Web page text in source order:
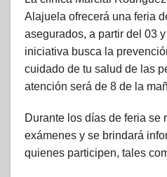
Alajuela ofrecerá una feria
asegurados, a partir del 03
iniciativa busca la
cuidado de tu salud de las
atención será de 8 de la
Durante los días de feria se
exámenes y se brindará
quienes participen, tales